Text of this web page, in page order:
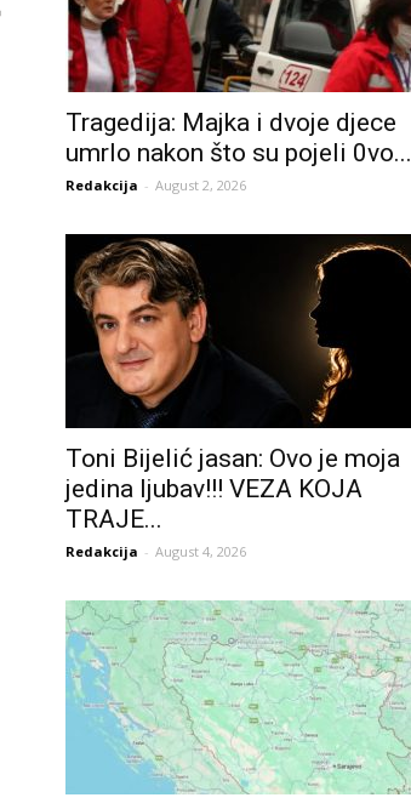
Tragedija: Majka i dvoje djece
umrIo nakon što su pojeli 0vo...
Redakcija - August 2, 2026
Toni Bijelić jasan: Ovo je moja
jedina ljubav!!! VEZA KOJA
TRAJE...
Redakcija - August 4, 2026